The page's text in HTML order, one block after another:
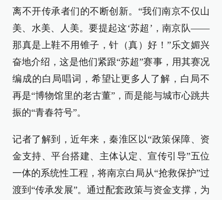
离不开传承者们的不断创新。“我们南京不仅山
美、水美、人美。要提起这‘苏超’，南京队——
那真是上鞋不用锥子，针（真）好！”乐文媚兴
奋地介绍，这是他们紧跟“苏超”赛事，用其赛况
编成的白局唱词，希望让更多人了解，白局不
再是“博物馆里的老古董”，而是能与城市心跳共
振的“青春符号”。
记者了解到，近年来，秦淮区以“政策保障、资
金支持、平台搭建、主体认定、宣传引导”五位
一体的系统性工程，将南京白局从“抢救保护”过
渡到“传承发展”。通过配套政策与资金支撑，为